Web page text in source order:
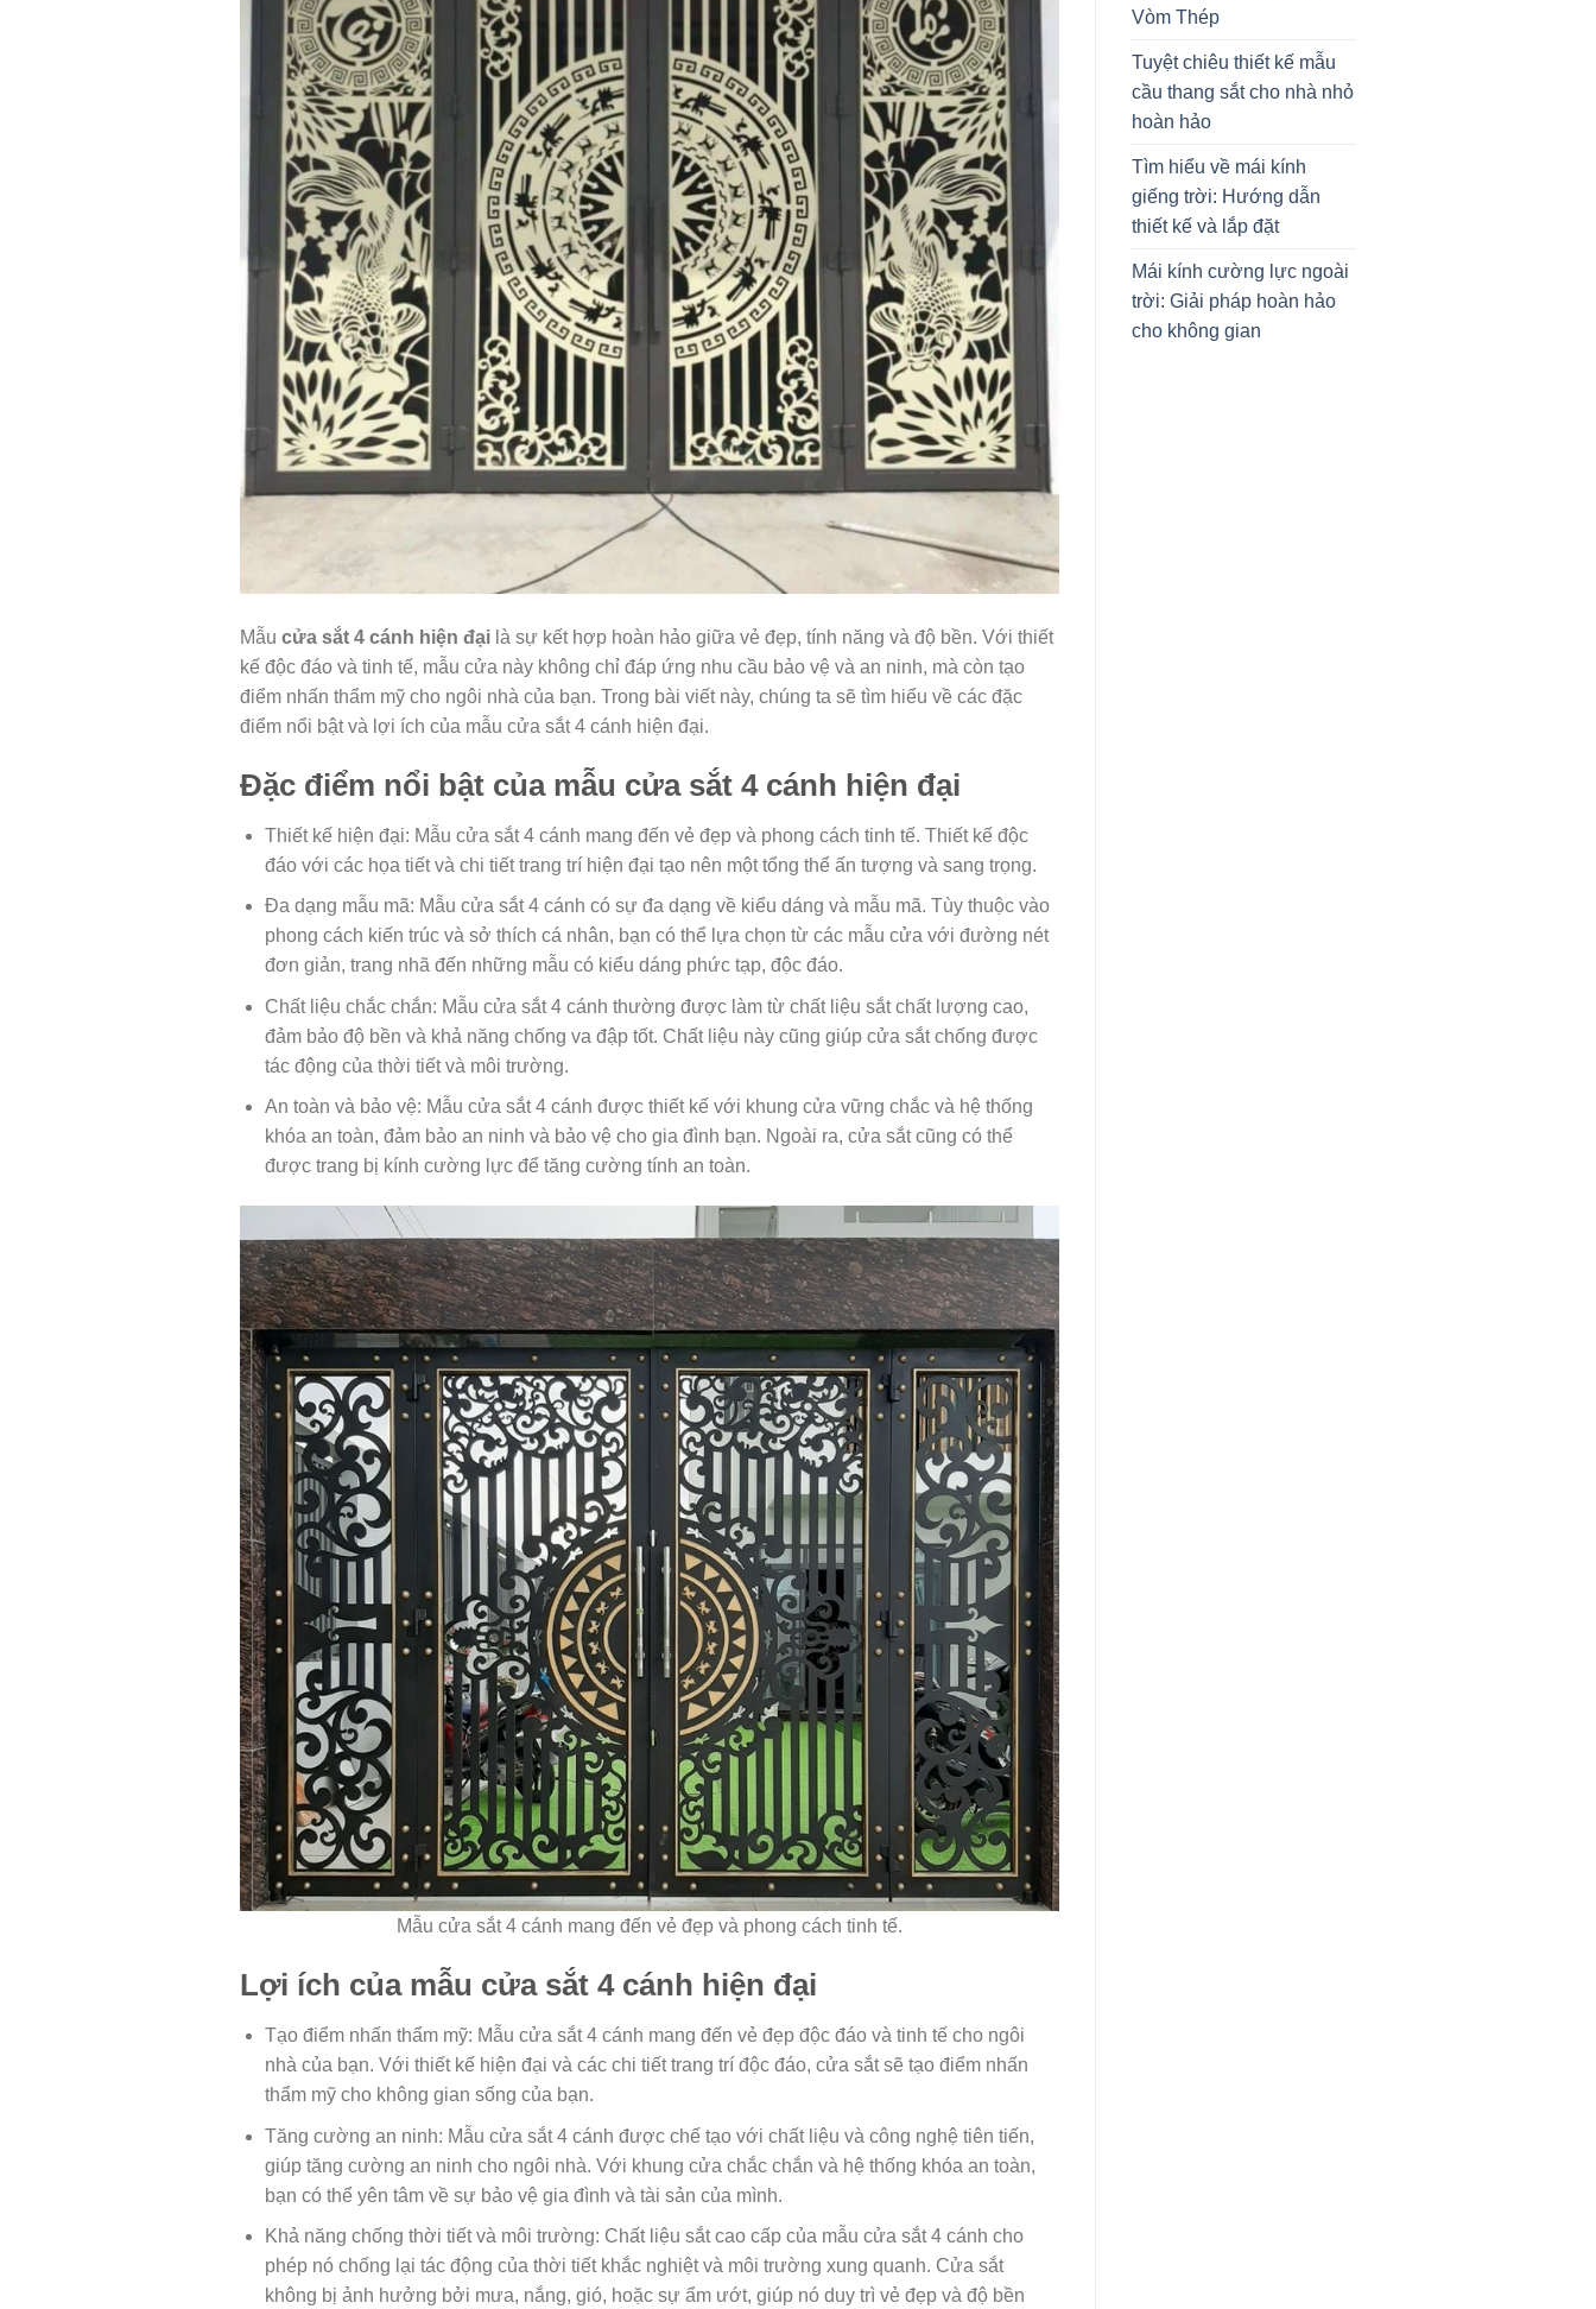
Mẫu cửa sắt 4 cánh hiện đại là sự kết hợp hoàn hảo giữa vẻ đẹp, tính năng và độ bền. Với thiết
kế độc đáo và tinh tế, mẫu cửa này không chỉ đáp ứng nhu cầu bảo vệ và an ninh, mà còn tạo
điểm nhấn thẩm mỹ cho ngôi nhà của bạn. Trong bài viết này, chúng ta sẽ tìm hiểu về các đặc
điểm nổi bật và lợi ích của mẫu cửa sắt 4 cánh hiện đại.
Đặc điểm nổi bật của mẫu cửa sắt 4 cánh hiện đại
Thiết kế hiện đại: Mẫu cửa sắt 4 cánh mang đến vẻ đẹp và phong cách tinh tế. Thiết kế độc
đáo với các họa tiết và chi tiết trang trí hiện đại tạo nên một tổng thể ấn tượng và sang trọng.
Đa dạng mẫu mã: Mẫu cửa sắt 4 cánh có sự đa dạng về kiểu dáng và mẫu mã. Tùy thuộc vào
phong cách kiến trúc và sở thích cá nhân, bạn có thể lựa chọn từ các mẫu cửa với đường nét
đơn giản, trang nhã đến những mẫu có kiểu dáng phức tạp, độc đáo.
Chất liệu chắc chắn: Mẫu cửa sắt 4 cánh thường được làm từ chất liệu sắt chất lượng cao,
đảm bảo độ bền và khả năng chống va đập tốt. Chất liệu này cũng giúp cửa sắt chống được
tác động của thời tiết và môi trường.
An toàn và bảo vệ: Mẫu cửa sắt 4 cánh được thiết kế với khung cửa vững chắc và hệ thống
khóa an toàn, đảm bảo an ninh và bảo vệ cho gia đình bạn. Ngoài ra, cửa sắt cũng có thể
được trang bị kính cường lực để tăng cường tính an toàn.
Mẫu cửa sắt 4 cánh mang đến vẻ đẹp và phong cách tinh tế.
Lợi ích của mẫu cửa sắt 4 cánh hiện đại
Tạo điểm nhấn thẩm mỹ: Mẫu cửa sắt 4 cánh mang đến vẻ đẹp độc đáo và tinh tế cho ngôi
nhà của bạn. Với thiết kế hiện đại và các chi tiết trang trí độc đáo, cửa sắt sẽ tạo điểm nhấn
thẩm mỹ cho không gian sống của bạn.
Tăng cường an ninh: Mẫu cửa sắt 4 cánh được chế tạo với chất liệu và công nghệ tiên tiến,
giúp tăng cường an ninh cho ngôi nhà. Với khung cửa chắc chắn và hệ thống khóa an toàn,
bạn có thể yên tâm về sự bảo vệ gia đình và tài sản của mình.
Khả năng chống thời tiết và môi trường: Chất liệu sắt cao cấp của mẫu cửa sắt 4 cánh cho
phép nó chống lại tác động của thời tiết khắc nghiệt và môi trường xung quanh. Cửa sắt
không bị ảnh hưởng bởi mưa, nắng, gió, hoặc sự ẩm ướt, giúp nó duy trì vẻ đẹp và độ bền
Vòm Thép
Tuyệt chiêu thiết kế mẫu
cầu thang sắt cho nhà nhỏ
hoàn hảo
Tìm hiểu về mái kính
giếng trời: Hướng dẫn
thiết kế và lắp đặt
Mái kính cường lực ngoài
trời: Giải pháp hoàn hảo
cho không gian